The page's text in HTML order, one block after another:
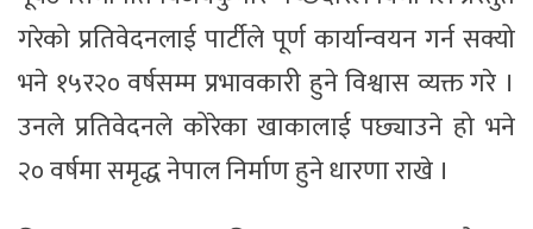
गरेको प्रतिवेदनलाई पार्टीले पूर्ण कार्यान्वयन गर्न सक्यो
भने १५र२० वर्षसम्म प्रभावकारी हुने विश्वास व्यक्त गरे ।
उनले प्रतिवेदनले कोरेका खाकालाई पछ्याउने हो भने
२० वर्षमा समृद्ध नेपाल निर्माण हुने धारणा राखे ।